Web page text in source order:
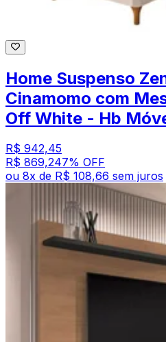
Home Suspenso
Cinamomo com
Off White - Hb
R$ 942,45
R$ 869,247% OFF
ou 8x de R$ 108,66 sem juros